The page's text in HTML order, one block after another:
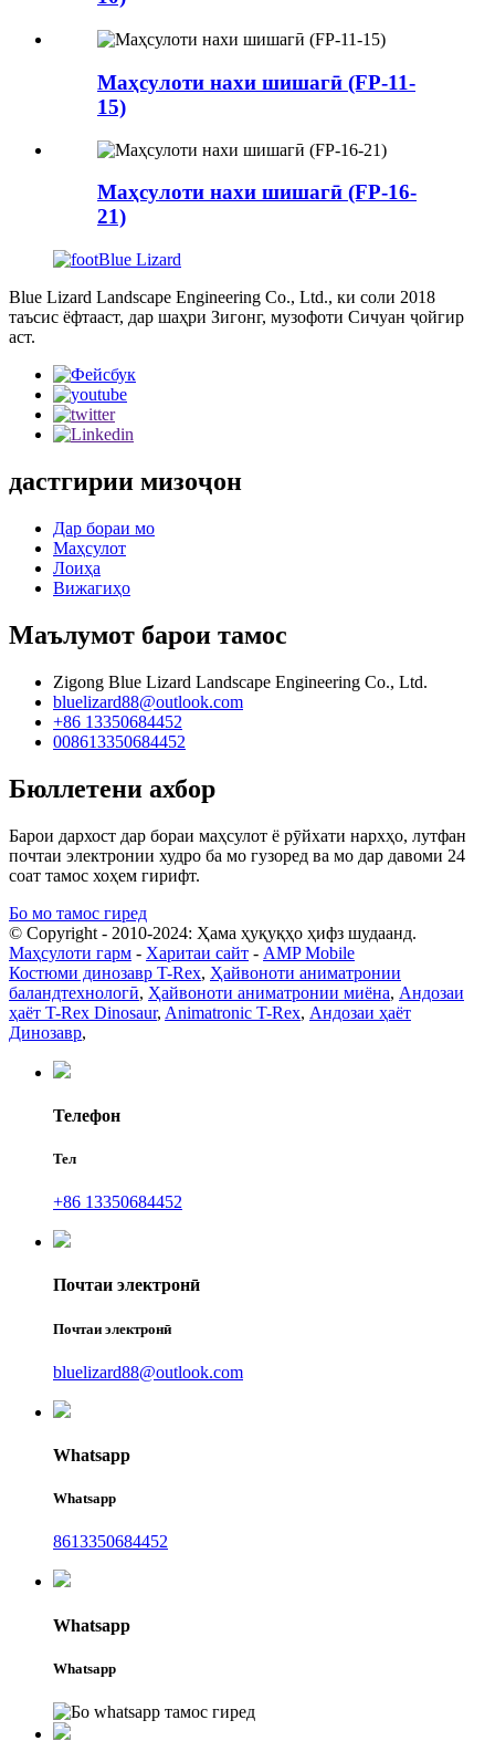
Маҳсулоти нахи шишагӣ (FP-11-
15)
Маҳсулоти нахи шишагӣ (FP-16-
21)
Blue Lizard Landscape Engineering Co., Ltd., ки соли 2018
таъсис ёфтааст, дар шаҳри Зигонг, музофоти Сичуан ҷойгир
аст.
дастгирии мизоҷон
Дар бораи мо
Маҳсулот
Лоиҳа
Вижагиҳо
Маълумот барои тамос
Zigong Blue Lizard Landscape Engineering Co., Ltd.
bluelizard88@outlook.com
+86 13350684452
008613350684452
Бюллетени ахбор
Барои дархост дар бораи маҳсулот ё рӯйхати нархҳо, лутфан
почтаи электронии худро ба мо гузоред ва мо дар давоми 24
соат тамос хоҳем гирифт.
Бо мо тамос гиред
© Copyright - 2010-2024: Ҳама ҳуқуқҳо ҳифз шудаанд.
Маҳсулоти гарм - Харитаи сайт - AMP Mobile
Костюми динозавр T-Rex, Ҳайвоноти аниматронии
баландтехнологӣ, Ҳайвоноти аниматронии миёна, Андозаи
ҳаёт T-Rex Dinosaur, Animatronic T-Rex, Андозаи ҳаёт
Динозавр,
Телефон
Тел
+86 13350684452
Почтаи электронӣ
Почтаи электронӣ
bluelizard88@outlook.com
Whatsapp
Whatsapp
8613350684452
Whatsapp
Whatsapp